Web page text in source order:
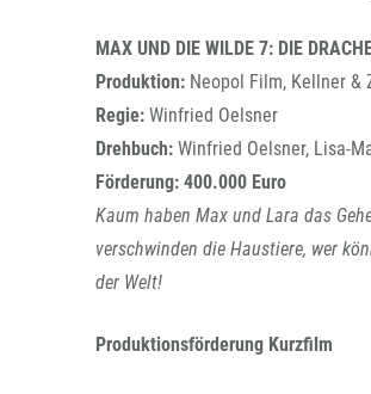
MAX UND DIE WILDE 7: DIE
Produktion: Neopol Film, Kellner &
Regie: Winfried Oelsner
Drehbuch: Winfried Oelsner, Lisa-
Förderung: 400.000 Euro
Kaum haben Max und Lara das
verschwinden die Haustiere, wer
der Welt!
Produktionsförderung Kurzfilm